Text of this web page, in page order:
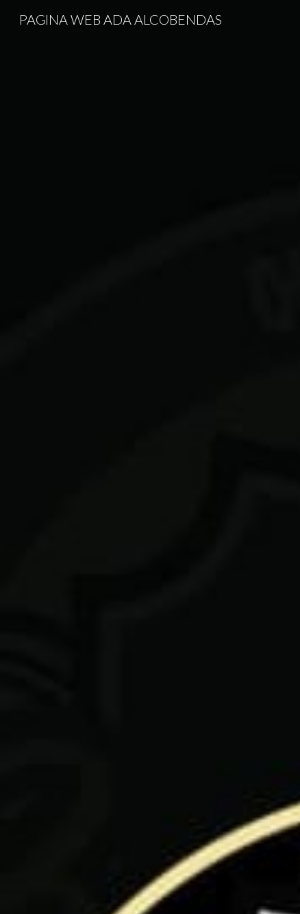
PAGINA WEB ADA ALCOBENDAS